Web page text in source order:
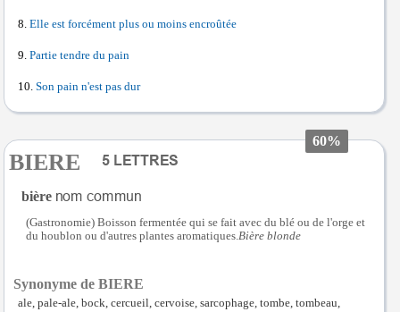
Elle est forcément plus ou moins encroûtée
Partie tendre du pain
Son pain n'est pas dur
60%
BIERE
bière
(Gastronomie) Boisson fermentée qui se fait avec du blé ou de l'orge et
du houblon ou d'autres plantes aromatiques. Bière blonde
Synonyme de BIERE
ale, pale-ale, bock, cercueil, cervoise, sarcophage, tombe, tombeau,